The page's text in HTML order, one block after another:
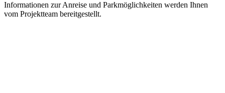
Informationen zur Anreise und Parkmöglichkeiten werden Ihnen
vom Projektteam bereitgestellt.